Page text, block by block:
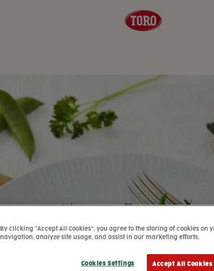
By clicking “Accept All Cookies”, you agree to the storing of cookies on
navigation, analyze site usage, and assist in our marketing efforts.
Accept All Cookies
Cookies Settings